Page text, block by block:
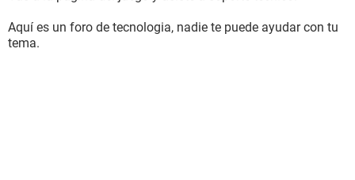
Aquí es un foro de tecnologia, nadie te puede ayudar con tu
tema.